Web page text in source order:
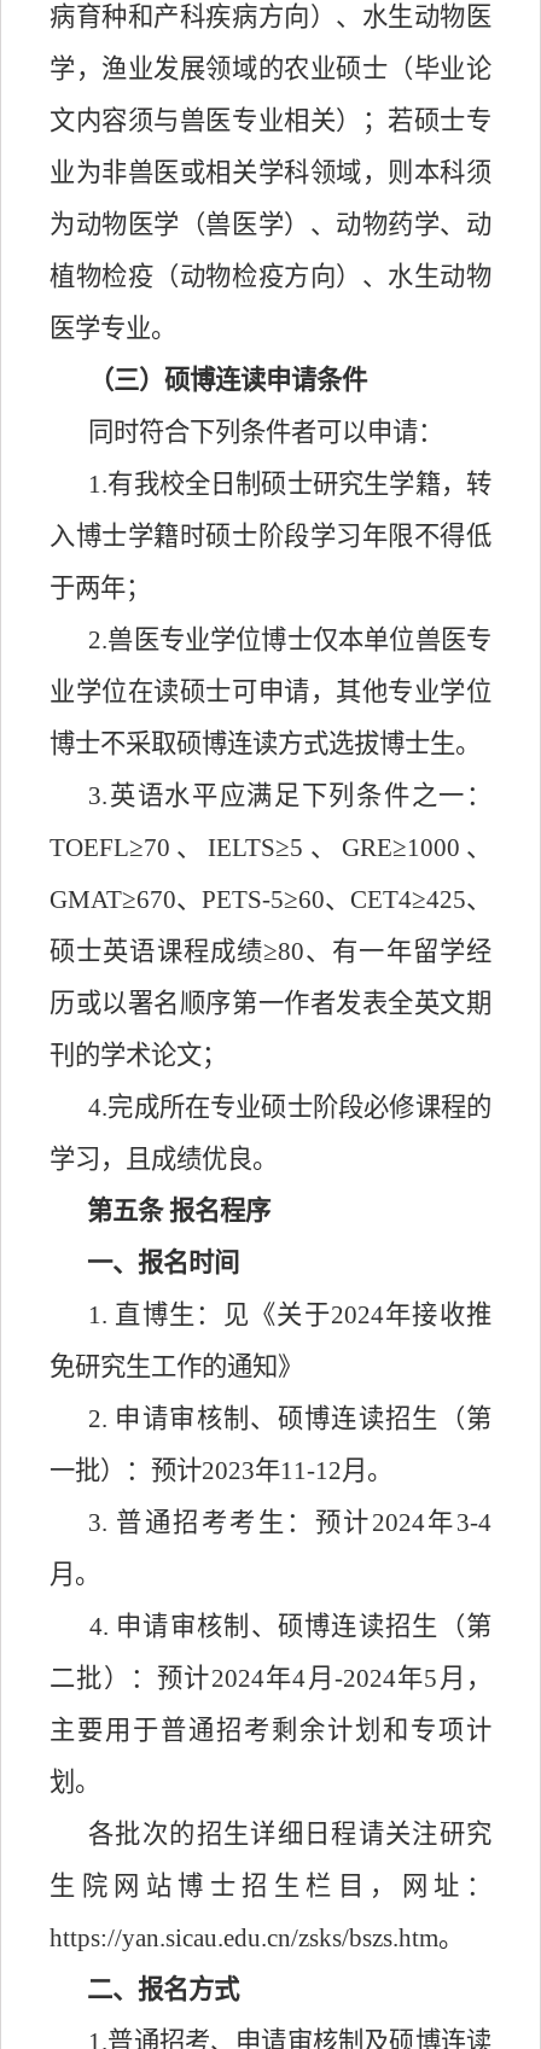
病育种和产科疾病方向）、水生动物医
学，渔业发展领域的农业硕士（毕业论
文内容须与兽医专业相关）；若硕士专
业为非兽医或相关学科领域，则本科须
为动物 医学（兽医学）、 动物药学、动
植物检疫（动物检疫方向）、水生动物
医学专业。
（三）硕博连读申请条件
同时符合下列条件者可以申请：
1.有我校全日制硕士研究生学籍，转
入博士学籍时硕士阶段学习年限不得低
于两年；
2.兽医专业学位博士仅本单位兽医专
业学位在读硕士可申请，其他专业学位
博士不采取硕博连读方式选拔博士生。
3.英语水平应满足下列条件之一：
TOEFL≥70、IELTS≥5、GRE≥1000、
GMAT≥670、PETS-5≥60、CET4≥425、
硕士英语课程成绩≥80、有一年留学经
历或以署名顺序第一作者发表全英文期
刊的学术论文；
4.完成所在专业硕士阶段必修课程的
学习，且成绩优良。
第五条 报名程序
一、报名时间
1. 直博生：见《关于2024年接收推
免研究生工作的通知》
2. 申请审核制、硕博连读招生（第
一批）
： 预计2023年11-12月。
3. 普通招考考生： 预计2024年3-4
月。
4. 申请审核制、硕博连读招生（第
二批）
：预计2024年4月-2024年5月，
主要用于普通招考剩余计划和专项计
划。
各批次的招生详细日程请关注研究
生院网站博士招生栏目，网址：
https://yan.sicau.edu.cn/zsks/bszs.htm。
二、报名方式
1 .普通招考、申请审核制及硕博连读